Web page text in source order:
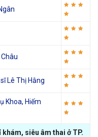
Lê Thị Hằng
Khoa, Hiếm
siêu âm thai ở TP.